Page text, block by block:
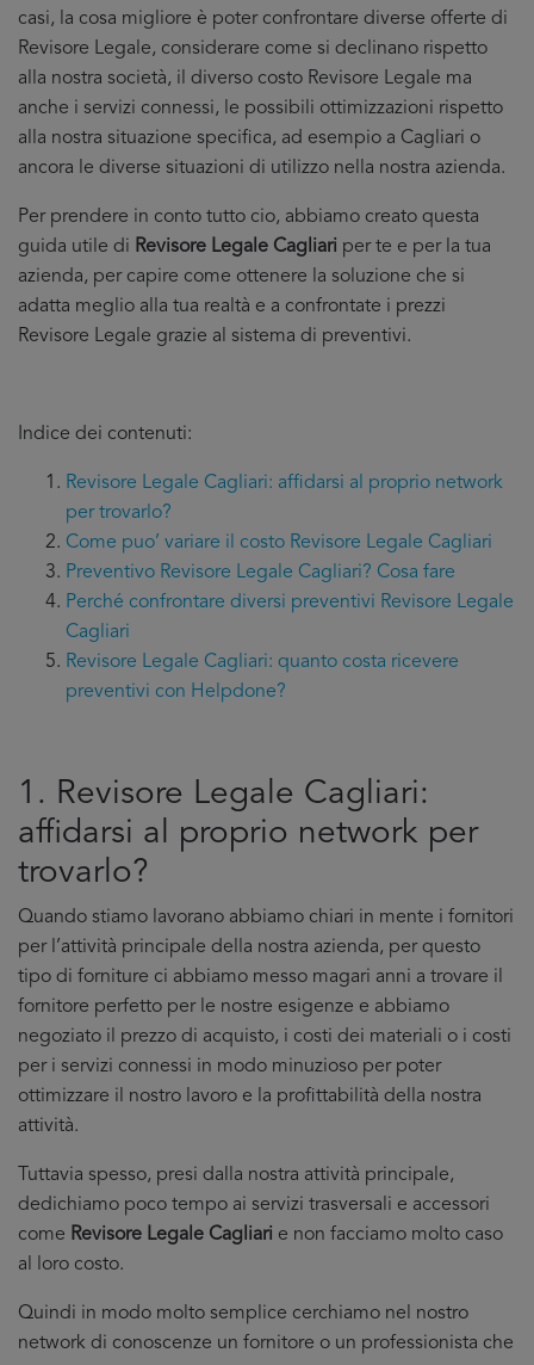
casi, la cosa migliore è poter confrontare diverse offerte di
Revisore Legale, considerare come si declinano rispetto
alla nostra società, il diverso costo Revisore Legale ma
anche i servizi connessi, le possibili ottimizzazioni rispetto
alla nostra situazione specifica, ad esempio a Cagliari o
ancora le diverse situazioni di utilizzo nella nostra azienda.
Per prendere in conto tutto cio, abbiamo creato questa
guida utile di Revisore Legale Cagliari per te e per la tua
azienda, per capire come ottenere la soluzione che si
adatta meglio alla tua realtà e a confrontate i prezzi
Revisore Legale grazie al sistema di preventivi.
Indice dei contenuti:
Revisore Legale Cagliari: affidarsi al proprio network
per trovarlo?
Come puo’ variare il costo Revisore Legale Cagliari
Preventivo Revisore Legale Cagliari? Cosa fare
Perché confrontare diversi preventivi Revisore Legale
Cagliari
Revisore Legale Cagliari: quanto costa ricevere
preventivi con Helpdone?
1. Revisore Legale Cagliari:
affidarsi al proprio network per
trovarlo?
Quando stiamo lavorano abbiamo chiari in mente i fornitori
per l’attività principale della nostra azienda, per questo
tipo di forniture ci abbiamo messo magari anni a trovare il
fornitore perfetto per le nostre esigenze e abbiamo
negoziato il prezzo di acquisto, i costi dei materiali o i costi
per i servizi connessi in modo minuzioso per poter
ottimizzare il nostro lavoro e la profittabilità della nostra
attività.
Tuttavia spesso, presi dalla nostra attività principale,
dedichiamo poco tempo ai servizi trasversali e accessori
come Revisore Legale Cagliari e non facciamo molto caso
al loro costo.
Quindi in modo molto semplice cerchiamo nel nostro
network di conoscenze un fornitore o un professionista che